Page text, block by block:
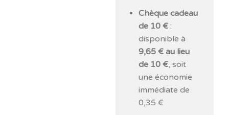
Chèque cadeau
de 10 € :
disponible à
9,65 € au lieu
de 10 €, soit
une économie
immédiate de
0,35 €